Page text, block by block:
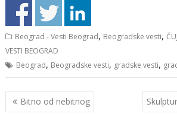
Beograd - Vesti Beograd, Beogradske vesti,
VESTI BEOGRAD
Beograd, Beogradske vesti, gradske vesti,
Кретање
чланка
Bitno od nebitnog